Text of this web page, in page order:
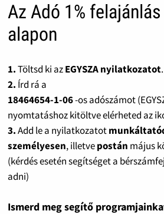
Az Adó 1%
alapon
1.Töltsd ki azEGYSZA nyilatkozatot.
2. Írd rá a
18464654-1-06-os adószámot
nyomtatáshoz kitöltve elérheted az
3.Add le a nyilatkozatot
személyesen, illetvepostán május
(kérdés esetén segítséget a
adni)
Ismerd meg segítő